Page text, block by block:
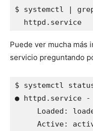
$ systemctl |
httpd.service
Puede ver mucha más
servicio preguntando
$ systemctl
● httpd.service -
Loaded:
Active: